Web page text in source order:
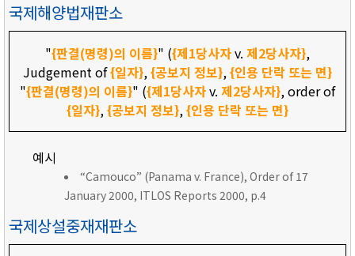
국제해양법재판소
"{판결(명령)의 이름}" ({제1당사자v. 제2당사자},
Judgement of{일자},{공보지 정보},{인용 단락 또는 면}
"{판결(명령)의 이름}" ({제1당사자v. 제2당사자}, order of
{일자},{공보지 정보},{인용 단락 또는 면}
예시
“Camouco” (Panama v. France), Order of 17
January 2000, ITLOS Reports 2000, p.4
국제상설중재재판소